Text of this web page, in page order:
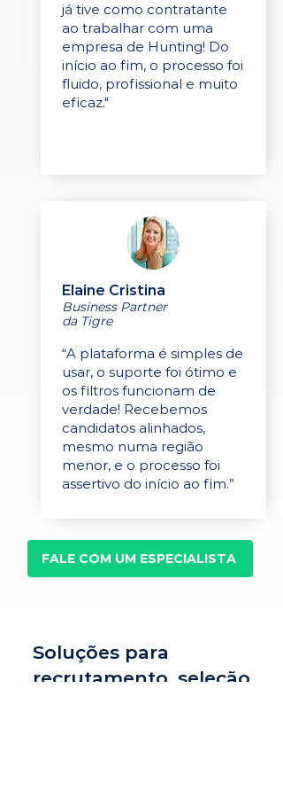
já tive como contratante
ao trabalhar com uma
empresa de Hunting! Do
início ao fim, o processo foi
fluido, profissional e muito
eficaz."
Elaine Cristina
Business Partner
da Tigre
“A plataforma é simples de
usar, o suporte foi ótimo e
os filtros funcionam de
verdade! Recebemos
candidatos alinhados,
mesmo numa região
menor, e o processo foi
assertivo do início ao fim.”
FALE COM UM ESPECIALISTA
Soluções para
recrutamento, seleção